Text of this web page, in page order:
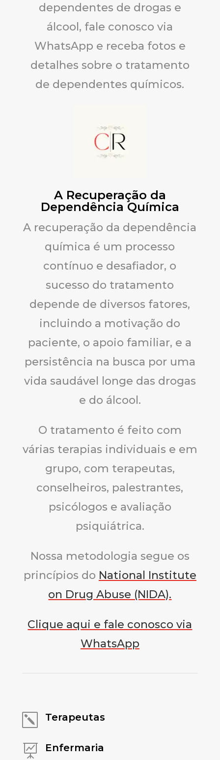
dependentes de drogas e
álcool, fale conosco via
WhatsApp e receba fotos e
detalhes sobre o tratamento
de dependentes químicos.
A Recuperação da
Dependência Química
A recuperação da dependência
química é um processo
contínuo e desafiador, o
sucesso do tratamento
depende de diversos fatores,
incluindo a motivação do
paciente, o apoio familiar, e a
persistência na busca por uma
vida saudável longe das drogas
e do álcool.
O tratamento é feito com
várias terapias individuais e em
grupo, com terapeutas,
conselheiros, palestrantes,
psicólogos e avaliação
psiquiátrica.
Nossa metodologia segue os
princípios do National Institute
on Drug Abuse (NIDA).
Clique aqui e fale conosco via
WhatsApp
k Terapeutas
 Enfermaria